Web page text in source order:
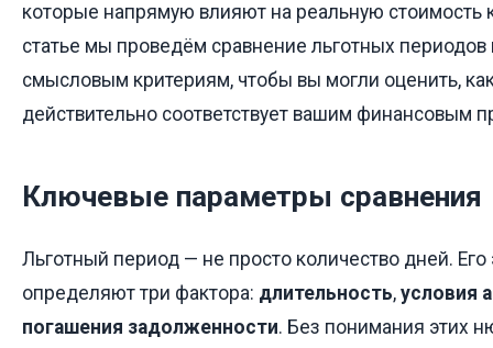
которые напрямую влияют на реальную стоимость
статье мы проведём сравнение льготных
смысловым критериям, чтобы вы могли оценить,
действительно соответствует вашим финансовым
Ключевые параметры сравнения
Льготный период — не просто количество дней.
определяют три фактора: длительность, условия
погашения задолженности. Без понимания этих